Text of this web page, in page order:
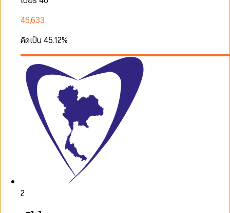
46,633
คิดเป็น45.12%
2